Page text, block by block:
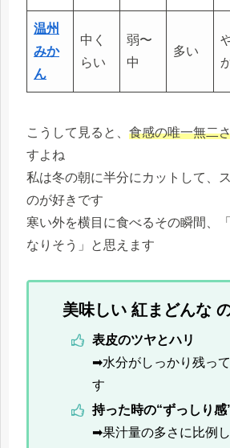
温州
みか
ん
中く
らい
弱〜
中
多い
こうして見ると、 食感の唯一無二
すよね
私は冬の朝に半分にカットして、
のが好きです
寒い外を横目に食べるその瞬間、
なりそう」と思えます
美味しい 紅まどんな
表皮のツヤとハリ
➡水分がしっかり残っ
す
持った時の“ずっしり感
➡果汁量の多さに比例